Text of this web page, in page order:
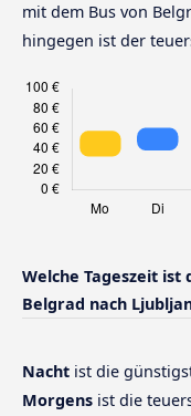
mit dem Bus von
hingegen ist der
Welche Tageszeit
Belgrad nach
Nacht ist die
Morgens ist die